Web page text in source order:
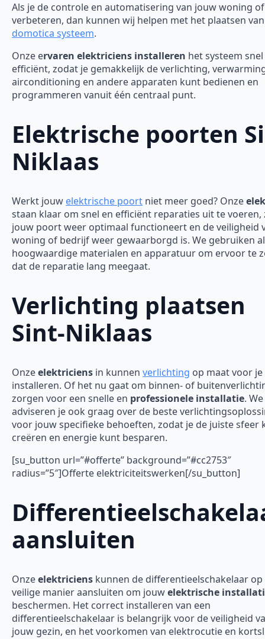
Als je de controle en automatisering van jouw woning
verbeteren, dan kunnen wij helpen met het plaatsen
domotica systeem.
Onze ervaren elektriciens installeren het systeem
efficiënt, zodat je gemakkelijk de verlichting,
airconditioning en andere apparaten kunt bedienen en
programmeren vanuit één centraal punt.
Elektrische poorten
Niklaas
Werkt jouw elektrische poort niet meer goed? Onze
staan klaar om snel en efficiënt reparaties uit te voeren,
jouw poort weer optimaal functioneert en de veiligheid
woning of bedrijf weer gewaarborgd is. We gebruiken
hoogwaardige materialen en apparatuur om ervoor te
dat de reparatie lang meegaat.
Verlichting plaatsen
Sint-Niklaas
Onzeelektriciens in kunnen verlichting op maat voor je
installeren. Of het nu gaat om binnen- of
zorgen voor een snelle en professionele installatie. We
adviseren je ook graag over de beste
voor jouw specifieke behoeften, zodat je de juiste sfeer
creëren en energie kunt besparen.
[su_button url=”#offerte” background=”#cc2753″
radius=”5″]Offerte elektriciteitswerken[/su_button]
aansluiten
Onzeelektriciens kunnen de differentieelschakelaar op
veilige manier aansluiten om jouwelektrische
beschermen. Het correct installeren van een
differentieelschakelaar is belangrijk voor de veiligheid
jouw gezin, en het voorkomen van elektrocutie en